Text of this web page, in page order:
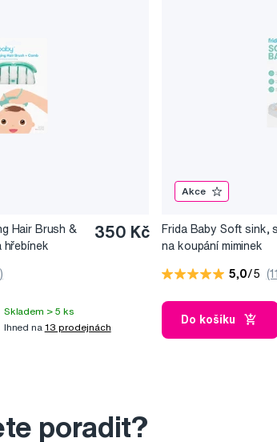
Hair Brush &
hřebínek
350 Kč
Skladem > 5 ks
Ihned na 13 prodejnách
Akce
Frida Baby Soft sink,
na koupání miminek
5,0/5
Do košíku
poradit?